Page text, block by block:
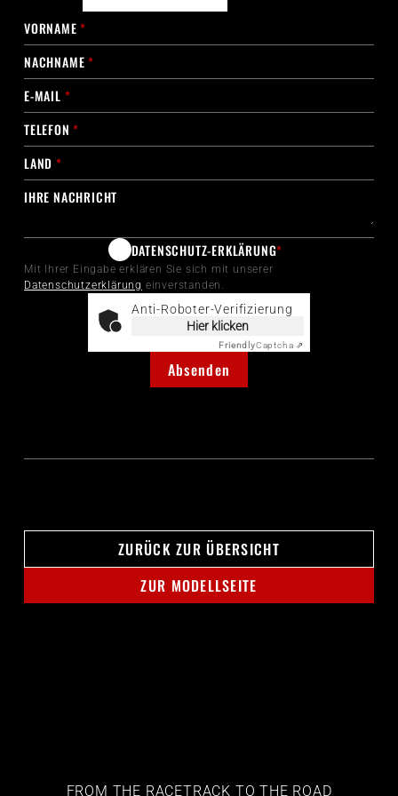
VORNAME*
NACHNAME*
E-MAIL *
TELEFON*
LAND *
IHRE NACHRICHT
DATENSCHUTZ-ERKLÄRUNG*
Mit Ihrer Eingabe erklären Sie sich mit unserer
Datenschutzerklärung einverstanden.
Anti-Roboter-Verifizierung
Hier klicken
FriendlyCaptcha ⇗
Absenden
ZURÜCK ZUR ÜBERSICHT
ZUR MODELLSEITE
FROM THE RACETRACK TO THE ROAD